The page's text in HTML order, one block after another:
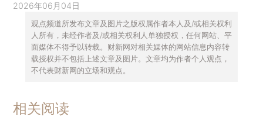
2026年06月04日
观点频道所发布文章及图片之版权属作者本人及/或相关权利
人所有，未经作者及/或相关权利人单独授权，任何网站、平
面媒体不得予以转载。财新网对相关媒体的网站信息内容转
载授权并不包括上述文章及图片。文章均为作者个人观点，
不代表财新网的立场和观点。
相关阅读